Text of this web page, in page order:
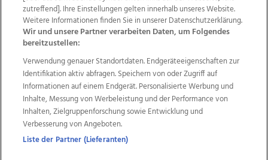
Datenschutz
Impressum
AGB Anzeigekunden
AGB Website
Ehrenkodex Politische Werbung
Weitere Angebote des Medienhauses Wimmer
TV1 di-mog-i.at OÖNow
Ischler Woche
Life Radio
OÖNachrichten
OÖN Immobilien
OÖN Karriere
OÖN Reise
Promenaden Galerien
Regionaljobs
wasistlos.at
zutreffend]. Ihre Einstellungen gelten innerhalb unseres Website.
Weitere Informationen finden Sie in unserer Datenschutzerklärung.
Wir und unsere Partner verarbeiten Daten, um Folgendes
bereitzustellen:
Verwendung genauer Standortdaten. Endgeräteeigenschaften zur
Identifikation aktiv abfragen. Speichern von oder Zugriff auf
Informationen auf einem Endgerät. Personalisierte Werbung und
Inhalte, Messung von Werbeleistung und der Performance von
Inhalten, Zielgruppenforschung sowie Entwicklung und
Verbesserung von Angeboten.
Liste der Partner (Lieferanten)